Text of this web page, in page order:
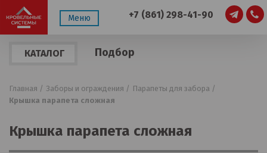
Меню +7 (861) 298-41-90
КАТАЛОГ
Подбор
Главная / Заборы и ограждения / Парапеты для забора /
Крышка парапета сложная
Крышка парапета сложная